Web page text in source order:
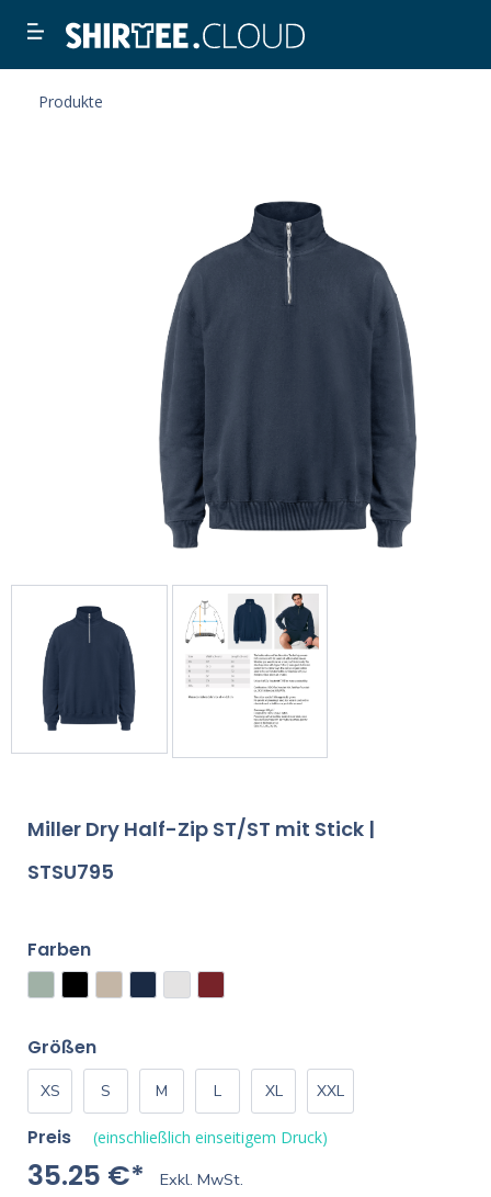
Produkte
Miller Dry Half-Zip ST/ST mit Stick |
STSU795
Farben
Größen
XS S M L XL XXL
Preis (einschließlich einseitigem Druck)
35.25 €* Exkl. MwSt.